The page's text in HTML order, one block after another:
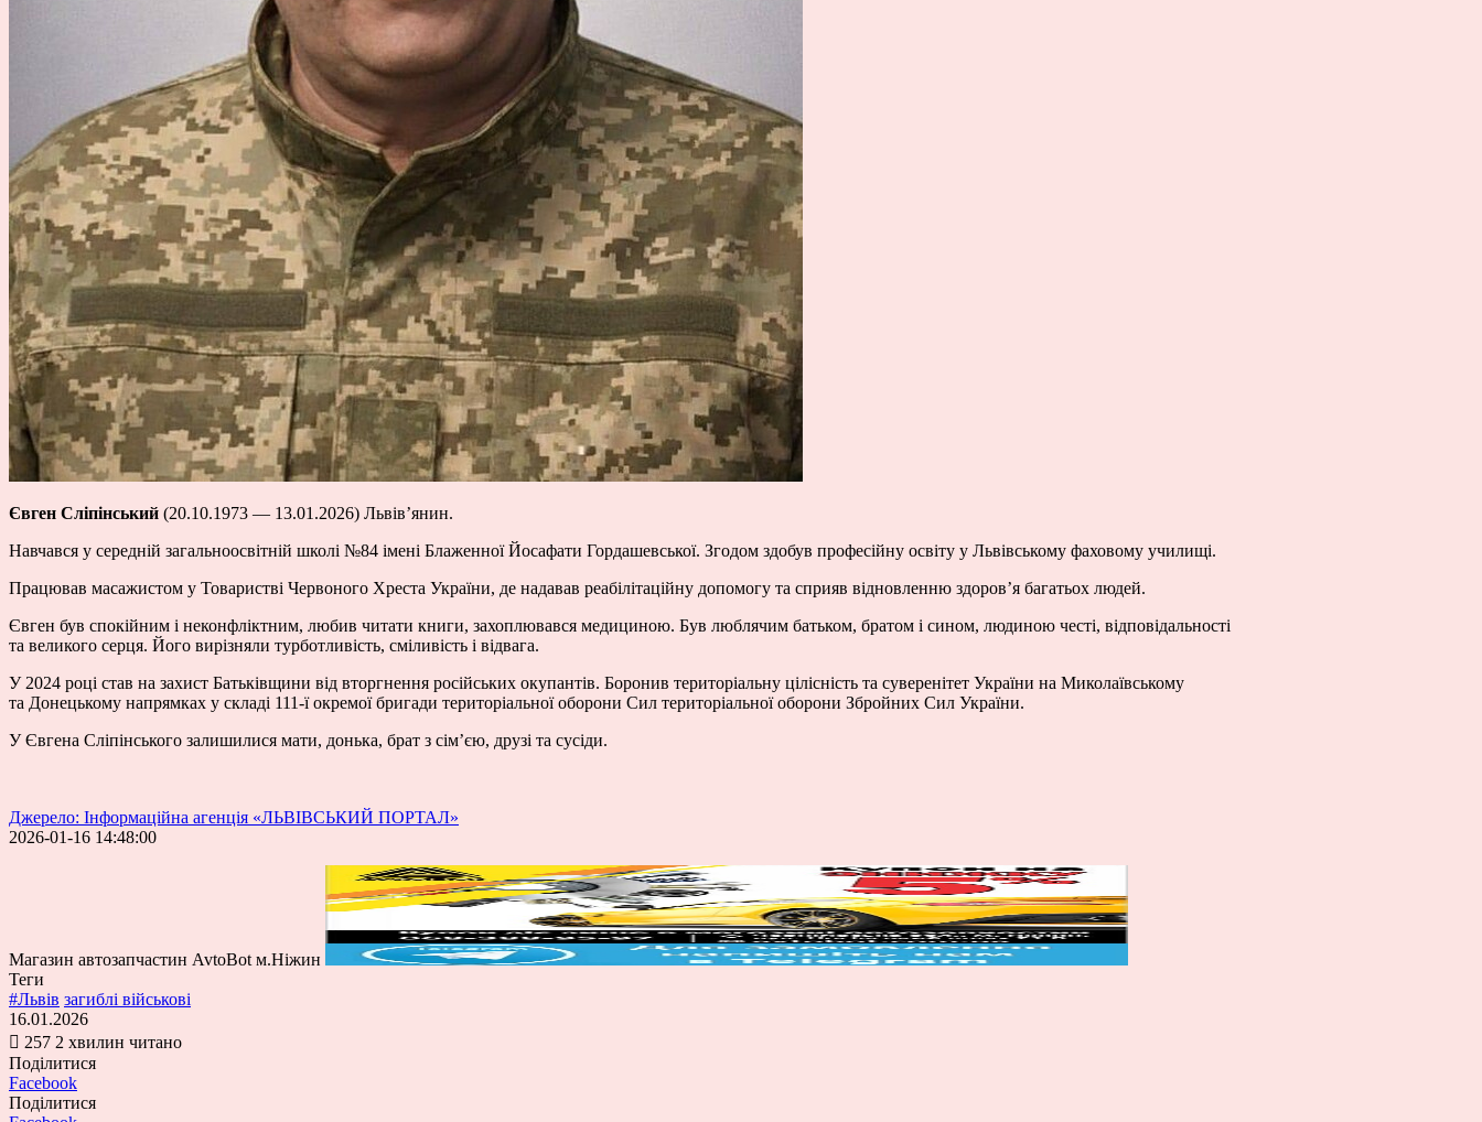
Євген Сліпінський (20.10.1973 — 13.01.2026) Львів’янин.
Навчався у середній загальноосвітній школі №84 імені Блаженної Йосафати Гордашевської. Згодом здобув професійну освіту у Львівському фаховому училищі.
Працював масажистом у Товаристві Червоного Хреста України, де надавав реабілітаційну допомогу та сприяв відновленню здоров’я багатьох людей.
Євген був спокійним і неконфліктним, любив читати книги, захоплювався медициною. Був люблячим батьком, братом і сином, людиною честі, відповідальності
та великого серця. Його вирізняли турботливість, сміливість і відвага.
У 2024 році став на захист Батьківщини від вторгнення російських окупантів. Боронив територіальну цілісність та суверенітет України на Миколаївському
та Донецькому напрямках у складі 111-ї окремої бригади територіальної оборони Сил територіальної оборони Збройних Сил України.
У Євгена Сліпінського залишилися мати, донька, брат з сім’єю, друзі та сусіди.
Джерело: Інформаційна агенція «ЛЬВІВСЬКИЙ ПОРТАЛ»
2026-01-16 14:48:00
Магазин автозапчастин AvtoBot м.Ніжин
Теги
#Львів загиблі військові
16.01.2026
257 2 хвилин читано
Поділитися
Facebook
Поділитися